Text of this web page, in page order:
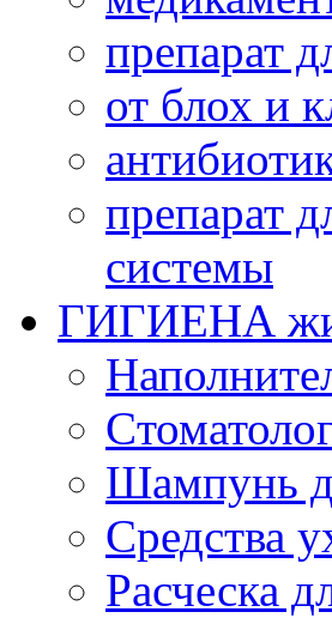
препарат
от блох и
препарат
системы
ГИГИЕНА
Шампунь
Cредства
Расческа